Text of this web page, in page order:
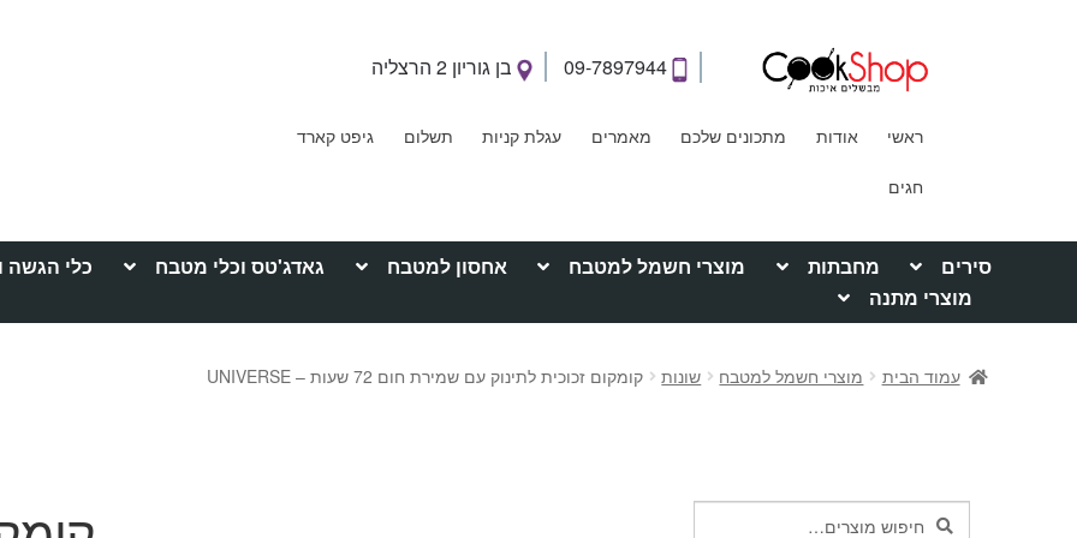
09-7897944 בן גוריון 2 הרצליה
ראשי אודות מתכונים שלכם מאמרים עגלת קניות תשלום גיפט קארד
חגים
סירים מחבתות מוצרי חשמל למטבח אחסון למטבח גאדג'טס וכלי מטבח כלי הגשה
מוצרי מתנה
עמוד הבית מוצרי חשמל למטבח שונות קומקום זכוכית לתינוק עם שמירת חום 72 שעות – UNIVERSE
חיפושחיפוש